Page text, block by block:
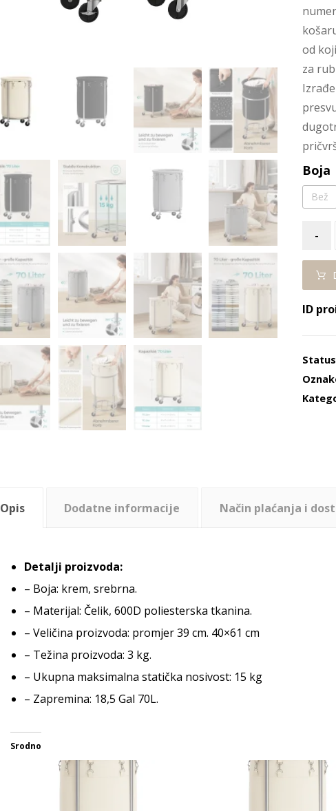
od
za
Boja
Bež
-
ID
Status
Opis Dodatne informacije Način plaćanja i
Detalji proizvoda:
– Boja: krem, srebrna.
– Materijal: Čelik, 600D poliesterska tkanina.
– Veličina proizvoda: promjer 39 cm. 40×61 cm
– Težina proizvoda: 3 kg.
– Ukupna maksimalna statička nosivost: 15 kg
– Zapremina: 18,5 Gal 70L.
Srodno